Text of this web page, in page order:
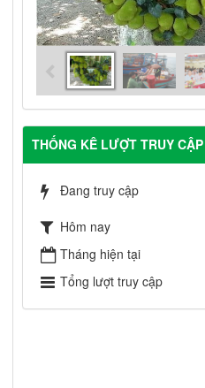
THỐNG KÊ LƯỢT TRUY CẬP
Đang truy cập
Hôm nay
Tháng hiện tại
Tổng lượt truy cập